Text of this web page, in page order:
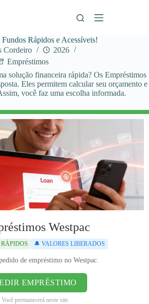
Rápidos e Acessíveis!
Cordeiro
2026
Empréstimos
solução financeira rápida? Os Empréstimos
Eles permitem calcular seu orçamento e
você faz uma escolha informada.
Westpac
🔔 VALORES LIBERADOS
de empréstimo no Westpac.
EMPRÉSTIMO
Você permanecerá neste site.